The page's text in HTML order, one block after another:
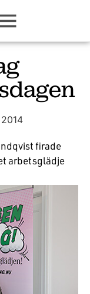
firade
arbetsglädje